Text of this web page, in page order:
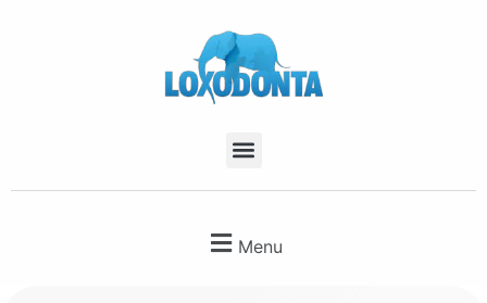
Menu